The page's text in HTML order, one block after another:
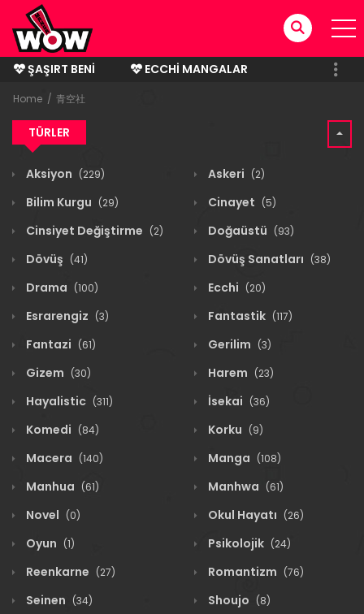
ŞAŞIRT BENI
ECCHI MANGALAR
BITMIŞ MANGALAR
Home 青空社
TÜRLER
Aksiyon (229) Askeri (2)
Bilim Kurgu (29) Cinayet (5)
Cinsiyet Değiştirme (2) Doğaüstü (93)
Dövüş (41) Dövüş Sanatları (38)
Drama (100) Ecchi (20)
Esrarengiz (3) Fantastik (117)
Fantazi (61) Gerilim (3)
Gizem (30) Harem (23)
Hayalistic (311) İsekai (36)
Komedi (84) Korku (9)
Macera (140) Manga (108)
Manhua (61) Manhwa (61)
Novel (0) Okul Hayatı (26)
Oyun (1) Psikolojik (24)
Reenkarne (27) Romantizm (76)
Seinen (34) Shoujo (8)